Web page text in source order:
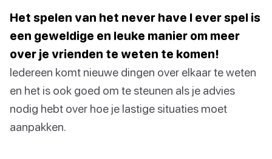
Het spelen van het never have I ever spel is
een geweldige en leuke manier om meer
over je vrienden te weten te komen!
Iedereen komt nieuwe dingen over elkaar te weten
en het is ook goed om te steunen als je advies
nodig hebt over hoe je lastige situaties moet
aanpakken.